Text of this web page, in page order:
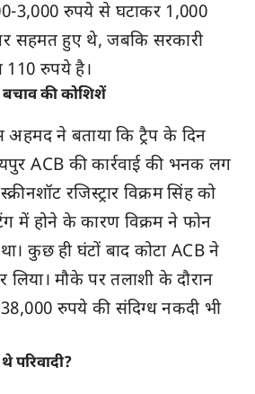
3,000 रुपये से घटाकर 1,000
सहमत हुए थे, जबकि सरकारी
110 रुपये है।
बचाव की कोशिशें
अहमद ने बताया कि ट्रैप के दिन
ACB की कार्रवाई की भनक लग
रजिस्ट्रार विक्रम सिंह को
में होने के कारण विक्रम ने फोन
कुछ ही घंटों बाद कोटा ACB ने
लिया। मौके पर तलाशी के दौरान
रुपये की संदिग्ध नकदी भी
परिवादी?